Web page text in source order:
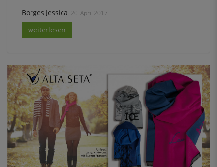
Borges Jessica, 20. April 2017
weiterlesen